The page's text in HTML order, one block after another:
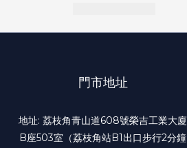
門市地址
地址: 荔枝角青山道608號榮吉工業大廈
B座503室（荔枝角站B1出口步行2分鐘